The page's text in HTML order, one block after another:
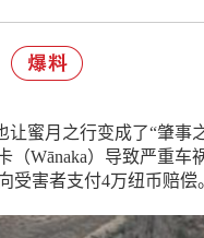
让蜜月之行变成了“肇事
Wānaka）导致严重车祸
害者支付4万纽币赔偿